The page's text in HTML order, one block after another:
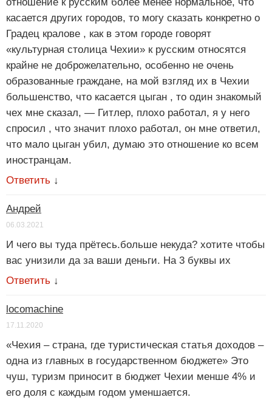
касается других городов, то могу сказать конкретно о
Градец кралове , как в этом городе говорят
«культурная столица Чехии» к русским относятся
крайне не доброжелательно, особенно не очень
образованные граждане, на мой взгляд их в Чехии
большенство, что касается цыган , то один знакомый
чех мне сказал, — Гитлер, плохо работал, я у него
спросил , что значит плохо работал, он мне ответил,
что мало цыган убил, думаю это отношение ко всем
иностранцам.
Ответить ↓
Андрей
06.03.2021
И чего вы туда прётесь.больше некуда? хотите чтобы
вас унизили да за ваши деньги. На 3 буквы их
Ответить ↓
locomachine
17.11.2020
«Чехия – страна, где туристическая статья доходов –
одна из главных в государственном бюджете» Это
чуш, туризм приносит в бюджет Чехии менше 4% и
его доля с каждым годом уменшается.